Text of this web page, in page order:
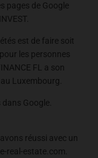
pages de Google
est de faire soit
les personnes
FL a son
au Luxembourg.
Google.
réussi avec un
real-estate.com.